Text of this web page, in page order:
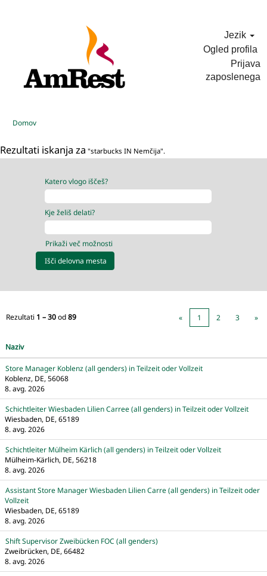
Jezik
Ogled profila
Prijava
zaposlenega
Domov
Rezultati iskanja za "starbucks IN Nemčija".
Katero vlogo iščeš?
Kje želiš delati?
Prikaži več možnosti
Rezultati 1 – 30od89 « 1 2 3 »
Naziv
Store Manager Koblenz (all genders) in Teilzeit oder Vollzeit
Koblenz, DE, 56068
8. avg. 2026
Schichtleiter Wiesbaden Lilien Carree (all genders) in Teilzeit oder Vollzeit
Wiesbaden, DE, 65189
8. avg. 2026
Schichtleiter Mülheim Kärlich (all genders) in Teilzeit oder Vollzeit
Mülheim-Kärlich, DE, 56218
8. avg. 2026
Assistant Store Manager Wiesbaden Lilien Carre (all genders) in Teilzeit oder
Vollzeit
Wiesbaden, DE, 65189
8. avg. 2026
Shift Supervisor Zweibücken FOC (all genders)
Zweibrücken, DE, 66482
8. avg. 2026